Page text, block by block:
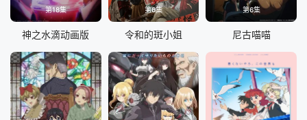
第18集
神之水滴动画版
第6集
令和的斑小姐
第6集
尼古喵喵